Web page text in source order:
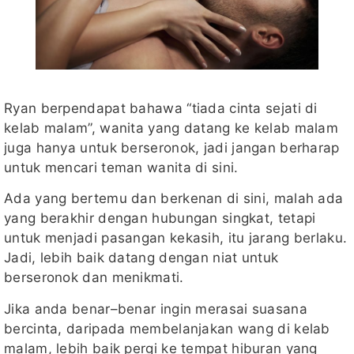
Ryan berpendapat bahawa “tiada cinta sejati di
kelab malam”, wanita yang datang ke kelab malam
juga hanya untuk berseronok, jadi jangan berharap
untuk mencari teman wanita di sini.
Ada yang bertemu dan berkenan di sini, malah ada
yang berakhir dengan hubungan singkat, tetapi
untuk menjadi pasangan kekasih, itu jarang berlaku.
Jadi, lebih baik datang dengan niat untuk
berseronok dan menikmati.
Jika anda benar–benar ingin merasai suasana
bercinta, daripada membelanjakan wang di kelab
malam, lebih baik pergi ke tempat hiburan yang